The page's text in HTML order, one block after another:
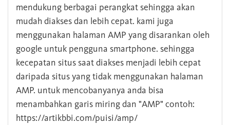
mendukung berbagai perangkat sehingga akan
mudah diakses dan lebih cepat. kami juga
menggunakan halaman AMP yang disarankan oleh
google untuk pengguna smartphone. sehingga
kecepatan situs saat diakses menjadi lebih cepat
daripada situs yang tidak menggunakan halaman
AMP. untuk mencobanyanya anda bisa
menambahkan garis miring dan "AMP" contoh:
https://artikbbi.com/puisi/amp/